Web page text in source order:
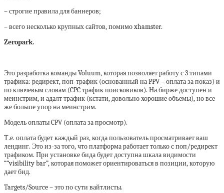
– строгие правила для баннеров;
– всего несколько крупных сайтов, помимо xhamster.
Zeropark.
Это разработка команды Voluum, которая позволяет работу с 3 типами
трафика: редирект, поп-трафик (основанный на PPV – оплата за показ) и
по ключевым словам (CPC трафик поисковиков). На бирже доступен и
меинстрим, и адалт трафик (кстати, довольно хорошие объемы), но все
же больше упор на меинстрим.
Модель оплаты CPV (оплата за просмотр).
Т.е. оплата будет каждый раз, когда пользователь просматривает ваш
лендинг. Это из-за того, что платформа работает только с поп/редирект
трафиком. При установке бида будет доступна шкала видимости
““visibility bar”, которая поможет ориентироваться в позиции, которую
дает бид.
Targets/Source – это по сути вайтлисты.